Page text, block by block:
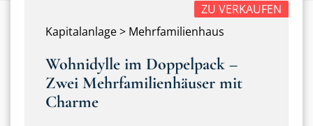
Kapitalanlage > Mehrfamilienhaus
ZU VERKAUFEN
Wohnidylle im Doppelpack –
Zwei Mehrfamilienhäuser mit
Charme